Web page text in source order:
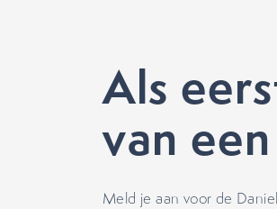
Als
van
Meld je aan voor de